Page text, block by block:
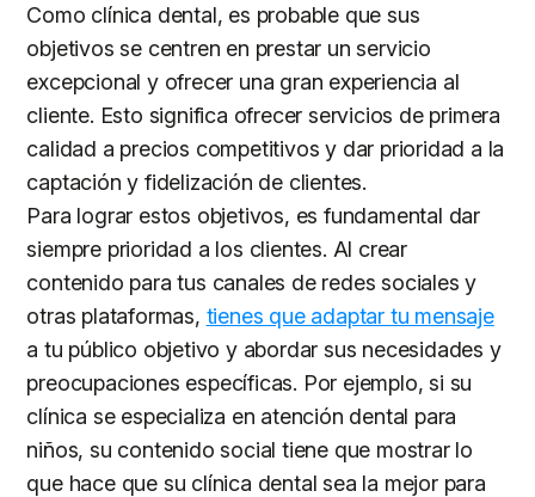
Como clínica dental, es probable que sus
objetivos se centren en prestar un servicio
excepcional y ofrecer una gran experiencia al
cliente. Esto significa ofrecer servicios de primera
calidad a precios competitivos y dar prioridad a la
captación y fidelización de clientes.
Para lograr estos objetivos, es fundamental dar
siempre prioridad a los clientes. Al crear
contenido para tus canales de redes sociales y
otras plataformas, tienes que adaptar tu mensaje
a tu público objetivo y abordar sus necesidades y
preocupaciones específicas. Por ejemplo, si su
clínica se especializa en atención dental para
niños, su contenido social tiene que mostrar lo
que hace que su clínica dental sea la mejor para